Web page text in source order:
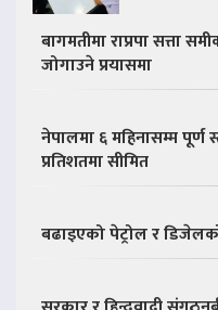
बागमतीमा राप्रपा सत्ता
जोगाउने प्रयासमा
नेपालमा ६ महिनासम्म पूर्ण
प्रतिशतमा सीमित
बढाइएको पेट्रोल र